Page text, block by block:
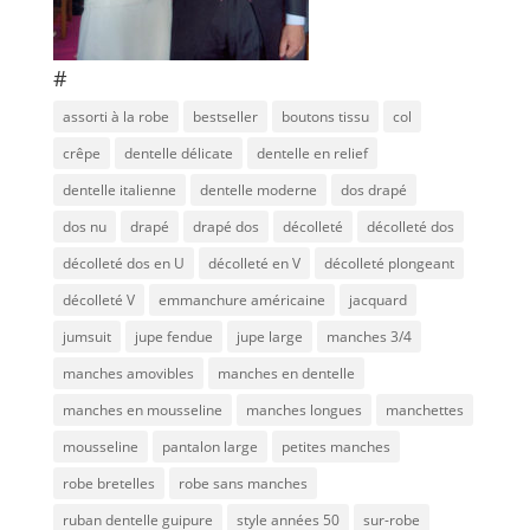
#
assorti à la robe bestseller boutons tissu
col
crêpe
dentelle délicate
dentelle en relief
dentelle italienne
dentelle moderne
dos drapé
dos nu
drapé drapé dos décolleté
décolleté dos
décolleté dos en U
décolleté en V
décolleté plongeant
décolleté V
emmanchure américaine
jacquard
jumsuit
jupe fendue jupe large
manches 3/4
manches amovibles
manches en dentelle
manches en mousseline
manches longues
manchettes
mousseline
pantalon large
petites manches
robe bretelles
robe sans manches
ruban dentelle guipure
style années 50 sur-robe